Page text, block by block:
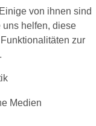
von ihnen sind
helfen, diese
zur
Medien